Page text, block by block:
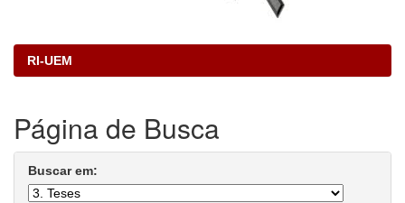
RI-UEM
Página de Busca
Buscar em: